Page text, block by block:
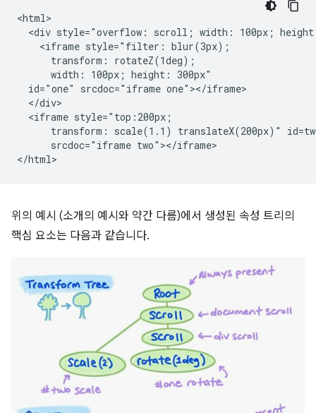
<html>
<div style="overflow: scroll; width: 100px;
    <iframe style="filter: blur(3px);
      transform: rotateZ(1deg);
      width: 100px; height: 300px"
  id="one" srcdoc="iframe one"></iframe>
  </div>
  <iframe style="top:200px;
transform: scale(1.1) translateX(200px)"
      srcdoc="iframe two"></iframe>
위의 예시 (소개의 예시와 약간 다름)에서 생성된 속성 트리의
핵심 요소는 다음과 같습니다.